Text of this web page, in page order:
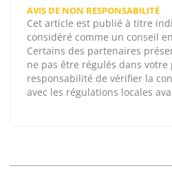
AVIS DE NON RESPONSABILITÉ
Cet article est publié à titre
considéré comme un conseil
Certains des partenaires
ne pas être régulés dans votre
responsabilité de vérifier la
avec les régulations locales